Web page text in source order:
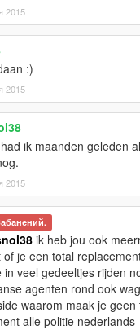
2015
:)
2015
ik maanden geleden
2015
ik heb jou ook
of je een total
in veel gedeeltjes rijden
agenten rond ook
waarom maak je geen
alle politie nederlands